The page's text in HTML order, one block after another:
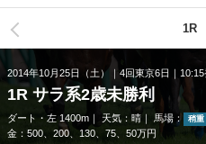
2014年10月25日（土） 4回東京6日
1R サラ系2歳未勝利
ダート・左 1400m 天気： 晴 馬場： 稍重
金：500、200、130、75、50万円